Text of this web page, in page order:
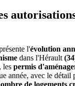
l'évolution
dans l'Hérault
, les permis
année, avec le détail